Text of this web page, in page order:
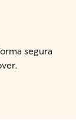
segura